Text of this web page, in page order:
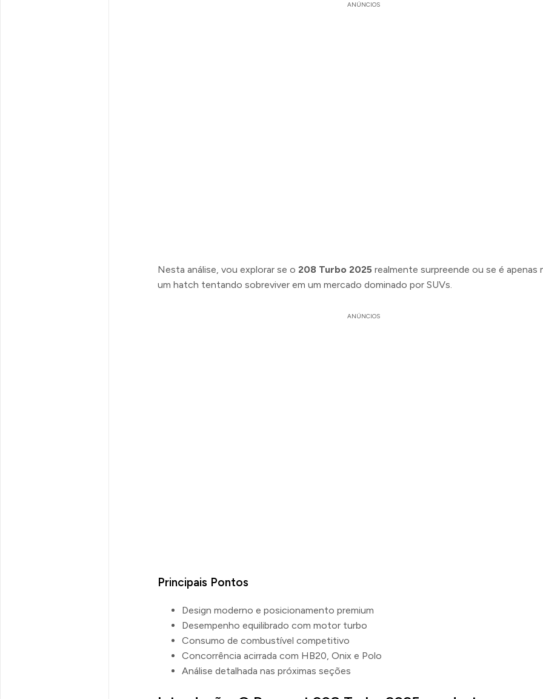
ANÚNCIOS
Nesta análise, vou explorar se o 208 Turbo 2025 realmente surpreende ou se é apenas
um hatch tentando sobreviver em um mercado dominado por SUVs.
ANÚNCIOS
Principais Pontos
Design moderno e posicionamento premium
Desempenho equilibrado com motor turbo
Consumo de combustível competitivo
Concorrência acirrada com HB20, Onix e Polo
Análise detalhada nas próximas seções